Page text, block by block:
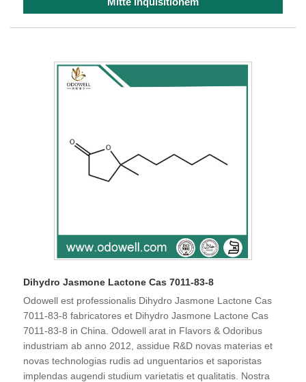
Dihydro Jasmone Lactone Cas 7011-83-8
Odowell est professionalis Dihydro Jasmone Lactone Cas
7011-83-8 fabricatores et Dihydro Jasmone Lactone Cas
7011-83-8 in China. Odowell arat in Flavors & Odoribus
industriam ab anno 2012, assidue R&D novas materias et
novas technologias rudis ad unguentarios et saporistas
implendas augendi studium varietatis et qualitatis. Nostra